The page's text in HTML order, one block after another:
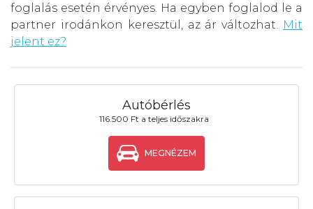
foglalás esetén érvényes. Ha egyben foglalod le a
partner irodánkon keresztül, az ár változhat. Mit
jelent ez?
Autóbérlés
116.500 Ft a teljes időszakra
MEGNÉZEM